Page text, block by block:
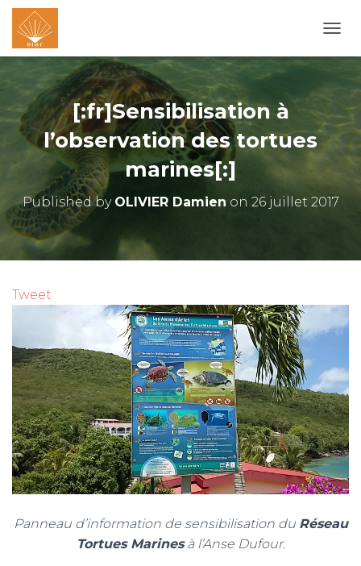
U
R
F
E
G
O
N
[:fr]Sensibilisation à
l’observation des tortues
marines[:]
Published by OLIVIER Damien on 26 juillet 2017
Tweet
Panneau d’information de sensibilisation du Réseau
Tortues Marinesà l’Anse Dufour.